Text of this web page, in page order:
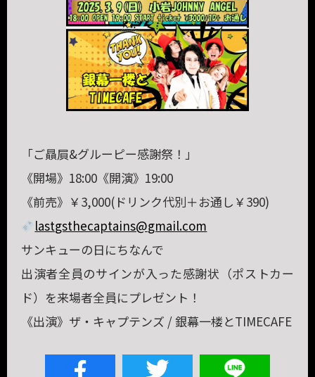
「ご贔屓&グルーピー感謝祭！」
《開場》18:00《開演》19:00
《前売》￥3,000(ドリンク代別＋お通し￥390)
lastgsthecaptains@gmail.com
サンキューの日にちなんで
出演者全員のサインが入った感謝状（ポストカー
ド）を来場者全員にプレゼント！
《出演》ザ・キャプテンズ / 銀幕一楼とTIMECAFE